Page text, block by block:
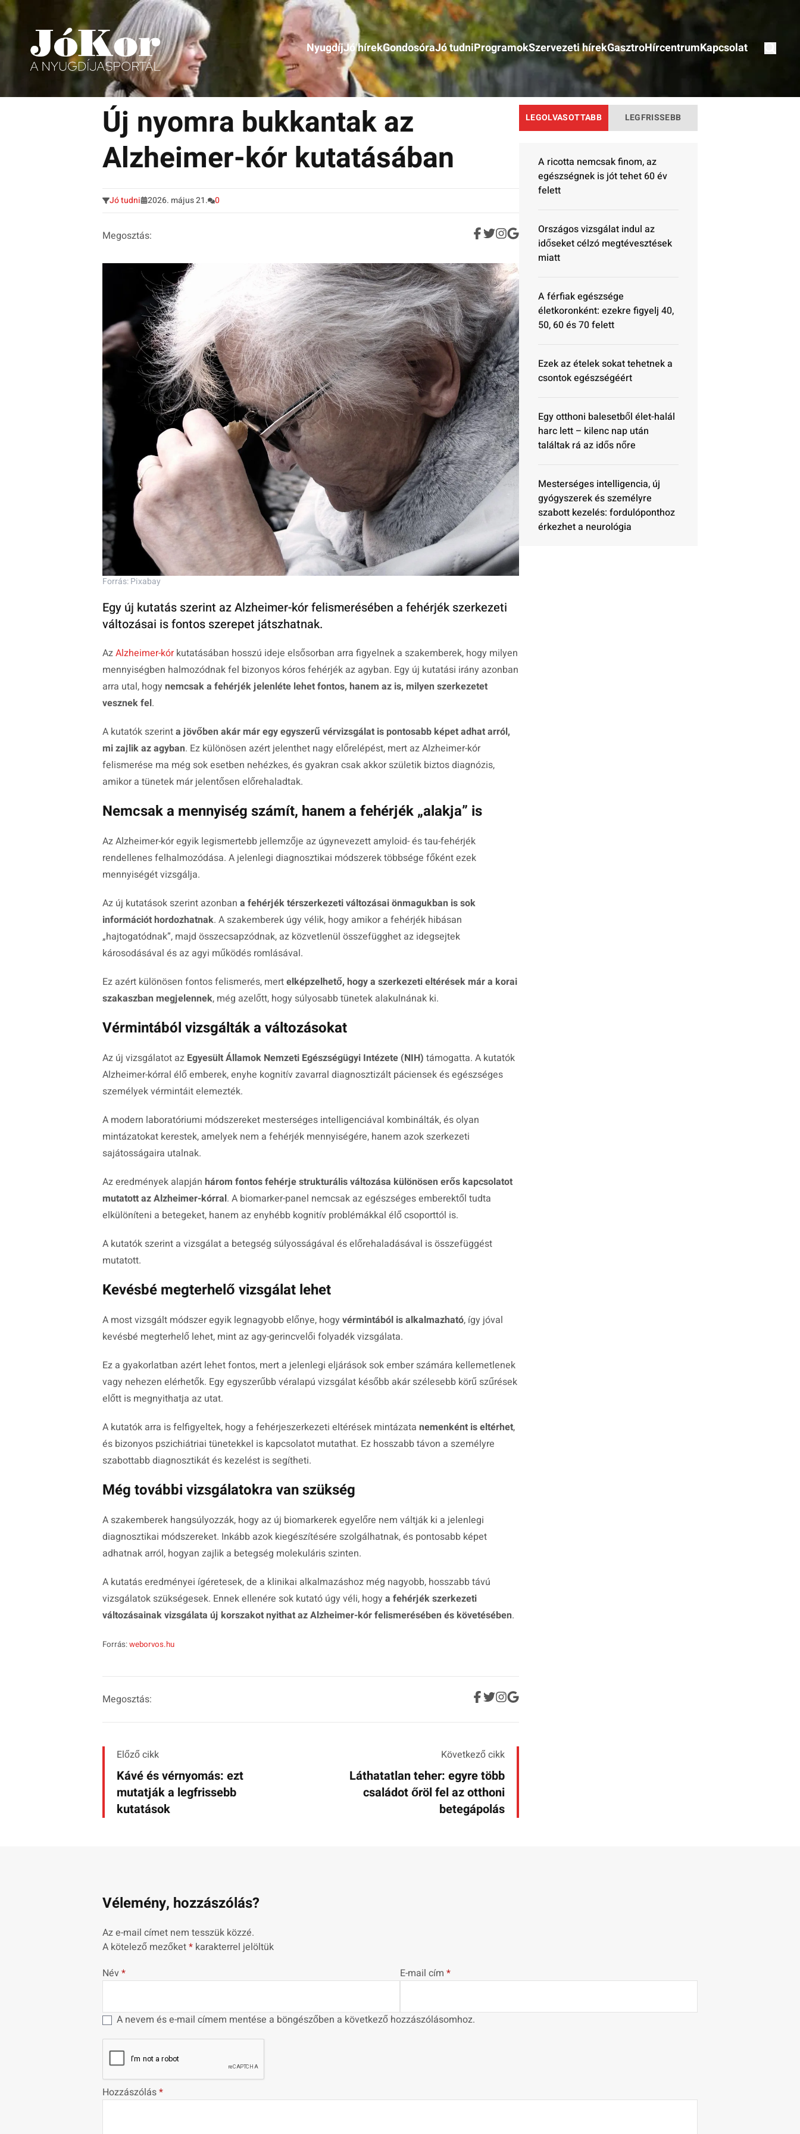
a
Tudnivalók, érdekességek idősek számára.
NyugdíjJó hírekGondosóraJó tudniProgramokSzervezeti hírekGasztroHírcentrumKapcsolat
Új nyomra bukkantak az
Alzheimer-kór kutatásában
Jó tudni 2026. május 21. 0
Megosztás:
Forrás: Pixabay
Egy új kutatás szerint az Alzheimer-kór felismerésében a fehérjék szerkezeti
változásai is fontos szerepet játszhatnak.
AzAlzheimer-kórkutatásában hosszú ideje elsősorban arra figyelnek a szakemberek, hogy milyen
mennyiségben halmozódnak fel bizonyos kóros fehérjék az agyban. Egy új kutatási irány azonban
arra utal, hogy nemcsak a fehérjék jelenléte lehet fontos, hanem az is, milyen szerkezetet
vesznek fel.
A kutatók szerinta jövőben akár már egy egyszerű vérvizsgálat is pontosabb képet adhat arról,
mi zajlik az agyban. Ez különösen azért jelenthet nagy előrelépést, mert az Alzheimer-kór
felismerése ma még sok esetben nehézkes, és gyakran csak akkor születik biztos diagnózis,
amikor a tünetek már jelentősen előrehaladtak.
Nemcsak a mennyiség számít, hanem a fehérjék „alakja” is
Az Alzheimer-kór egyik legismertebb jellemzője az úgynevezett amyloid- és tau-fehérjék
rendellenes felhalmozódása. A jelenlegi diagnosztikai módszerek többsége főként ezek
mennyiségét vizsgálja.
Az új kutatások szerint azonban a fehérjék térszerkezeti változásai önmagukban is sok
információt hordozhatnak. A szakemberek úgy vélik, hogy amikor a fehérjék hibásan
„hajtogatódnak”, majd összecsapzódnak, az közvetlenül összefügghet az idegsejtek
károsodásával és az agyi működés romlásával.
Ez azért különösen fontos felismerés, mertelképzelhető, hogy a szerkezeti eltérések már a korai
szakaszban megjelennek, még azelőtt, hogy súlyosabb tünetek alakulnának ki.
Vérmintából vizsgálták a változásokat
Az új vizsgálatot az Egyesült Államok Nemzeti Egészségügyi Intézete (NIH) támogatta. A kutatók
Alzheimer-kórral élő emberek, enyhe kognitív zavarral diagnosztizált páciensek és egészséges
személyek vérmintáit elemezték.
A modern laboratóriumi módszereket mesterséges intelligenciával kombinálták, és olyan
mintázatokat kerestek, amelyek nem a fehérjék mennyiségére, hanem azok szerkezeti
sajátosságaira utalnak.
Az eredmények alapján három fontos fehérje strukturális változása különösen erős kapcsolatot
mutatott az Alzheimer-kórral. A biomarker-panel nemcsak az egészséges emberektől tudta
elkülöníteni a betegeket, hanem az enyhébb kognitív problémákkal élő csoporttól is.
A kutatók szerint a vizsgálat a betegség súlyosságával és előrehaladásával is összefüggést
mutatott.
Kevésbé megterhelő vizsgálat lehet
A most vizsgált módszer egyik legnagyobb előnye, hogy vérmintából is alkalmazható, így jóval
kevésbé megterhelő lehet, mint az agy-gerincvelői folyadék vizsgálata.
Ez a gyakorlatban azért lehet fontos, mert a jelenlegi eljárások sok ember számára kellemetlenek
vagy nehezen elérhetők. Egy egyszerűbb véralapú vizsgálat később akár szélesebb körű szűrések
előtt is megnyithatja az utat.
A kutatók arra is felfigyeltek, hogy a fehérjeszerkezeti eltérések mintázata nemenként is eltérhet,
és bizonyos pszichiátriai tünetekkel is kapcsolatot mutathat. Ez hosszabb távon a személyre
szabottabb diagnosztikát és kezelést is segítheti.
Még további vizsgálatokra van szükség
A szakemberek hangsúlyozzák, hogy az új biomarkerek egyelőre nem váltják ki a jelenlegi
diagnosztikai módszereket. Inkább azok kiegészítésére szolgálhatnak, és pontosabb képet
adhatnak arról, hogyan zajlik a betegség molekuláris szinten.
A kutatás eredményei ígéretesek, de a klinikai alkalmazáshoz még nagyobb, hosszabb távú
vizsgálatok szükségesek. Ennek ellenére sok kutató úgy véli, hogy a fehérjék szerkezeti
változásainak vizsgálata új korszakot nyithat az Alzheimer-kór felismerésében és követésében.
Forrás:weborvos.hu
Megosztás:
Előző cikk
Kávé és vérnyomás: ezt
mutatják a legfrissebb
kutatások
Következő cikk
Láthatatlan teher: egyre több
családot őröl fel az otthoni
betegápolás
LEGOLVASOTTABB LEGFRISSEBB
A ricotta nemcsak finom, az
egészségnek is jót tehet 60 év
felett
Országos vizsgálat indul az
időseket célzó megtévesztések
miatt
A férfiak egészsége
életkoronként: ezekre figyelj 40,
50, 60 és 70 felett
Ezek az ételek sokat tehetnek a
csontok egészségéért
Egy otthoni balesetből élet-halál
harc lett – kilenc nap után
találtak rá az idős nőre
Mesterséges intelligencia, új
gyógyszerek és személyre
szabott kezelés: fordulóponthoz
érkezhet a neurológia
Vélemény, hozzászólás?
Az e-mail címet nem tesszük közzé.
A kötelező mezőket* karakterrel jelöltük
Név* E-mail cím *
A nevem és e-mail címem mentése a böngészőben a következő hozzászólásomhoz.
Hozzászólás*